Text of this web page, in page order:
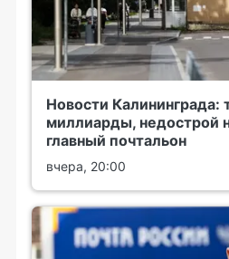
Новости Калининграда:
миллиарды, недострой
главный почтальон
вчера, 20:00